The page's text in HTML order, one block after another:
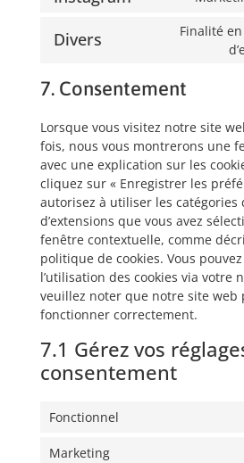
Divers
Finalité
7. Consentement
Lorsque vous visitez notre site
fois, nous vous montrerons une
avec une explication sur les
cliquez sur « Enregistrer les
autorisez à utiliser les catégories
d’extensions que vous avez
fenêtre contextuelle, comme
politique de cookies. Vous
l’utilisation des cookies via votre
veuillez noter que notre site web
fonctionner correctement.
7.1 Gérez vos
consentement
Fonctionnel
Marketing